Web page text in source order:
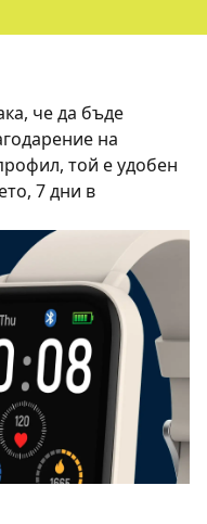
че да бъде
на
той е удобен
7 дни в